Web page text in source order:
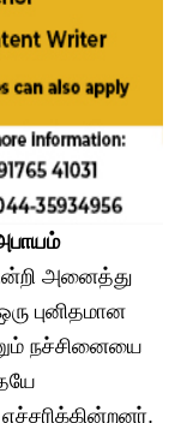
அனைத்து
புனிதமான
நச்சினையை